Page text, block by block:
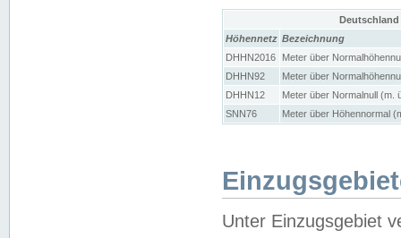
Höhennetz Bezeichnung
DHHN2016
Meter über
DHHN92
Meter über
DHHN12
Meter über Normalnull (m.
SNN76
Meter über Höhennormal
Unter Einzugsgebiet